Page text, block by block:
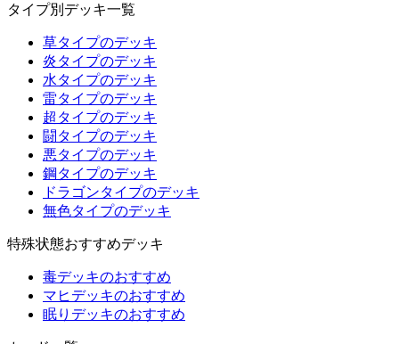
タイプ別デッキ一覧
草タイプのデッキ
炎タイプのデッキ
水タイプのデッキ
雷タイプのデッキ
超タイプのデッキ
闘タイプのデッキ
悪タイプのデッキ
鋼タイプのデッキ
ドラゴンタイプのデッキ
無色タイプのデッキ
特殊状態おすすめデッキ
毒デッキのおすすめ
マヒデッキのおすすめ
眠りデッキのおすすめ